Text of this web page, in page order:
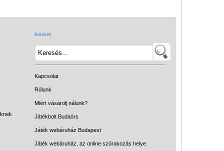
Keresés
Kapcsolat
Rólunk
Miért vásárolj nálunk?
Játékbolt Budaörs
Játék webáruház Budapest
Játék webáruház, az online szórakozás helye
Intelligens gyurma
Licenszes TOP